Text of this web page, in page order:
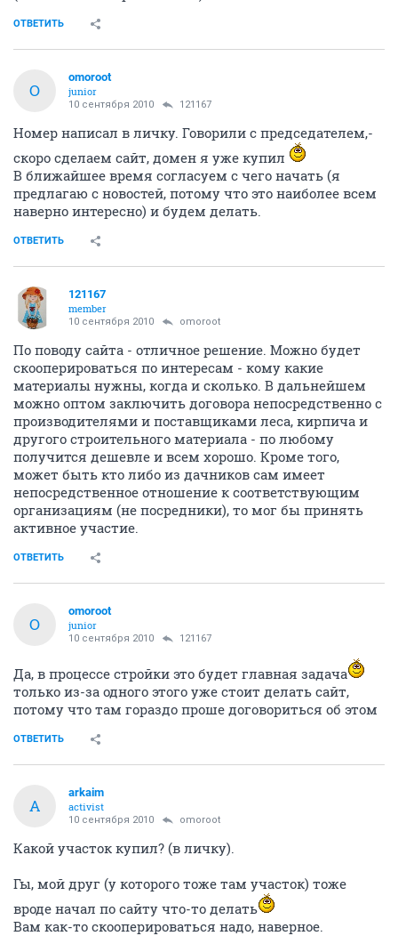
ОТВЕТИТЬ
O
omoroot
junior
10 сентября 2010 121167
Номер написал в личку. Говорили с председателем,-
скоро сделаем сайт, домен я уже купил
В ближайшее время согласуем с чего начать (я
предлагаю с новостей, потому что это наиболее всем
наверно интересно) и будем делать.
ОТВЕТИТЬ
121167
member
10 сентября 2010 omoroot
По поводу сайта - отличное решение. Можно будет
скооперироваться по интересам - кому какие
материалы нужны, когда и сколько. В дальнейшем
можно оптом заключить договора непосредственно с
производителями и поставщиками леса, кирпича и
другого строительного материала - по любому
получится дешевле и всем хорошо. Кроме того,
может быть кто либо из дачников сам имеет
непосредственное отношение к соответствующим
организациям (не посредники), то мог бы принять
активное участие.
ОТВЕТИТЬ
O
omoroot
junior
10 сентября 2010 121167
Да, в процессе стройки это будет главная задача
только из-за одного этого уже стоит делать сайт,
потому что там гораздо проше договориться об этом
ОТВЕТИТЬ
A
arkaim
activist
10 сентября 2010 omoroot
Какой участок купил? (в личку).
Гы, мой друг (у которого тоже там участок) тоже
вроде начал по сайту что-то делать
Вам как-то скооперироваться надо, наверное.